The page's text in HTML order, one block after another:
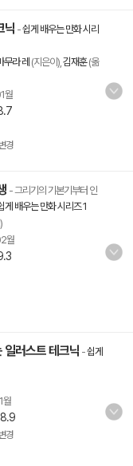
닉 -쉽게 배우는 만화 시리
무라 레 (지은이), 김재훈(옮
월
변경
- 그리기의 기본기부터 인
게 배우는 만화 시리즈 1
월
일러스트 테크닉 -쉽게
월
8.9
변경